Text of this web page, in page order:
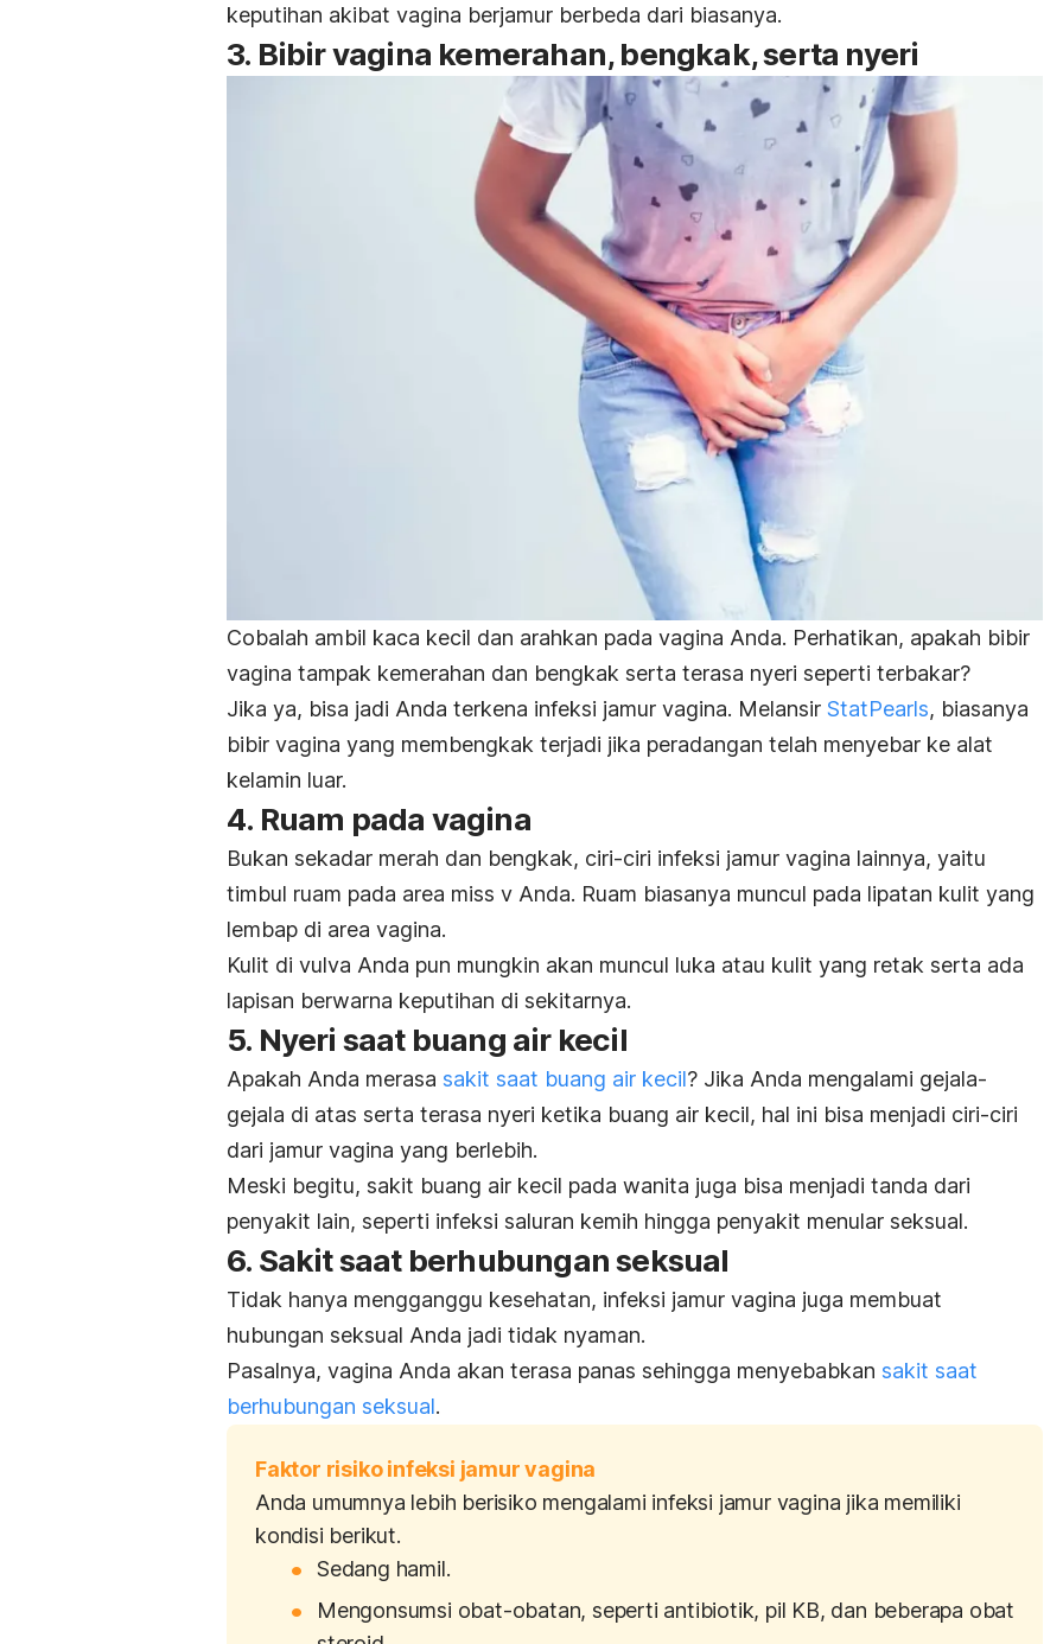
keputihan akibat vagina berjamur berbeda dari biasanya.
3. Bibir vagina kemerahan, bengkak, serta nyeri
Cobalah ambil kaca kecil dan arahkan pada vagina Anda. Perhatikan, apakah bibir
vagina tampak kemerahan dan bengkak serta terasa nyeri seperti terbakar?
Jika ya, bisa jadi Anda terkena infeksi jamur vagina. Melansir StatPearls, biasanya
bibir vagina yang membengkak terjadi jika peradangan telah menyebar ke alat
kelamin luar.
4. Ruam pada vagina
Bukan sekadar merah dan bengkak, ciri-ciri infeksi jamur vagina lainnya, yaitu
timbul ruam pada area miss v Anda. Ruam biasanya muncul pada lipatan kulit yang
lembap di area vagina.
Kulit di vulva Anda pun mungkin akan muncul luka atau kulit yang retak serta ada
lapisan berwarna keputihan di sekitarnya.
5. Nyeri saat buang air kecil
Apakah Anda merasa sakit saat buang air kecil? Jika Anda mengalami gejala-
gejala di atas serta terasa nyeri ketika buang air kecil, hal ini bisa menjadi ciri-ciri
dari jamur vagina yang berlebih.
Meski begitu, sakit buang air kecil pada wanita juga bisa menjadi tanda dari
penyakit lain, seperti infeksi saluran kemih hingga penyakit menular seksual.
6. Sakit saat berhubungan seksual
Tidak hanya mengganggu kesehatan, infeksi jamur vagina juga membuat
hubungan seksual Anda jadi tidak nyaman.
Pasalnya, vagina Anda akan terasa panas sehingga menyebabkan sakit saat
berhubungan seksual.
Faktor risiko infeksi jamur vagina
Anda umumnya lebih berisiko mengalami infeksi jamur vagina jika memiliki
kondisi berikut.
Sedang hamil.
Mengonsumsi obat-obatan, seperti antibiotik, pil KB, dan beberapa obat